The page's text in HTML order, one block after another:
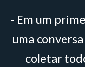
- Em um
uma
coletar